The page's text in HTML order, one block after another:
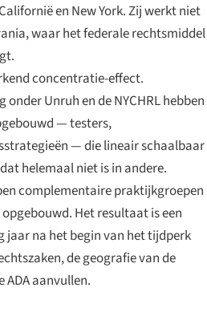
en New York. Zij werkt niet
waar het federale rechtsmiddel
concentratie-effect.
Unruh en de NYCHRL hebben
— testers,
— die lineair schaalbaar
helemaal niet is in andere.
complementaire praktijkgroepen
Het resultaat is een
na het begin van het tijdperk
de geografie van de
aanvullen.